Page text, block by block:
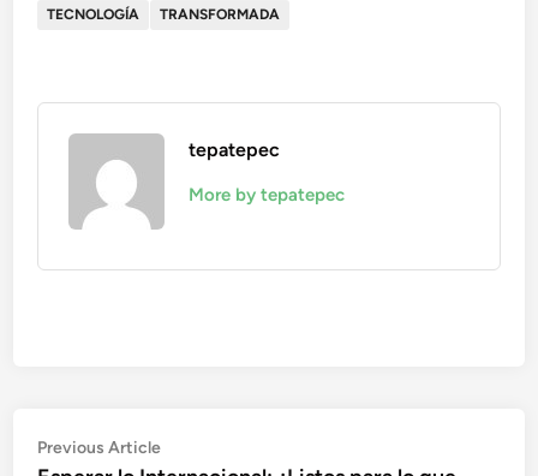
TECNOLOGÍA
TRANSFORMADA
tepatepec
More by tepatepec
Navegación
Previous ArticlePrevious